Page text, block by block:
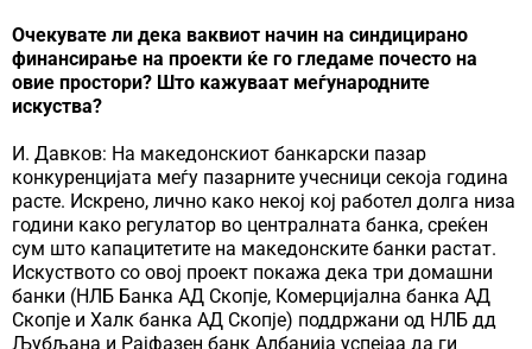
Очекувате ли дека ваквиот начин на синдицирано
финансирање на проекти ќе го гледаме почесто на
овие простори? Што кажуваат меѓународните
искуства?
И. Давков: На македонскиот банкарски пазар
конкуренцијата меѓу пазарните учесници секоја година
расте. Искрено, лично како некој кој работел долга низа
години како регулатор во централната банка, среќен
сум што капацитетите на македонските банки растат.
Искуството со овој проект покажа дека три домашни
банки (НЛБ Банка АД Скопје, Комерцијална банка АД
Скопје и Халк банка АД Скопје) поддржани од НЛБ дд
Љубљана и Рајфазен банк Албанија успејаа да ги